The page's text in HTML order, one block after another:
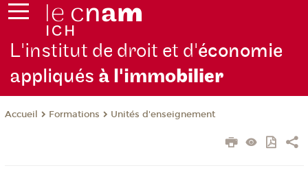
L'institut de droit et d'économie
appliqués à l'immobilier
Accueil Formations Unités d'enseignement